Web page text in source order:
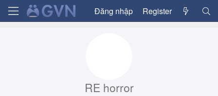
Đăng nhập Register
RE horror